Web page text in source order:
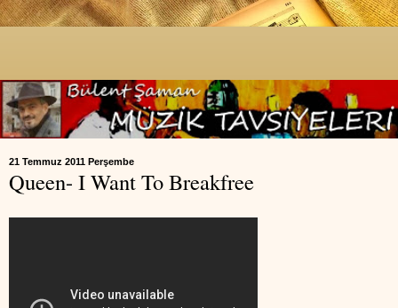
21 Temmuz 2011 Perşembe
Queen- I Want To Breakfree